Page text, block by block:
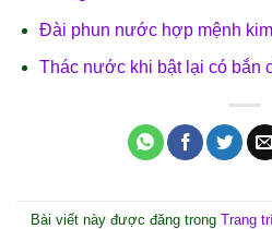
Đài phun nước hợp mệnh
Thác nước khi bật lại có bắn
Bài viết này được đăng trong Trang